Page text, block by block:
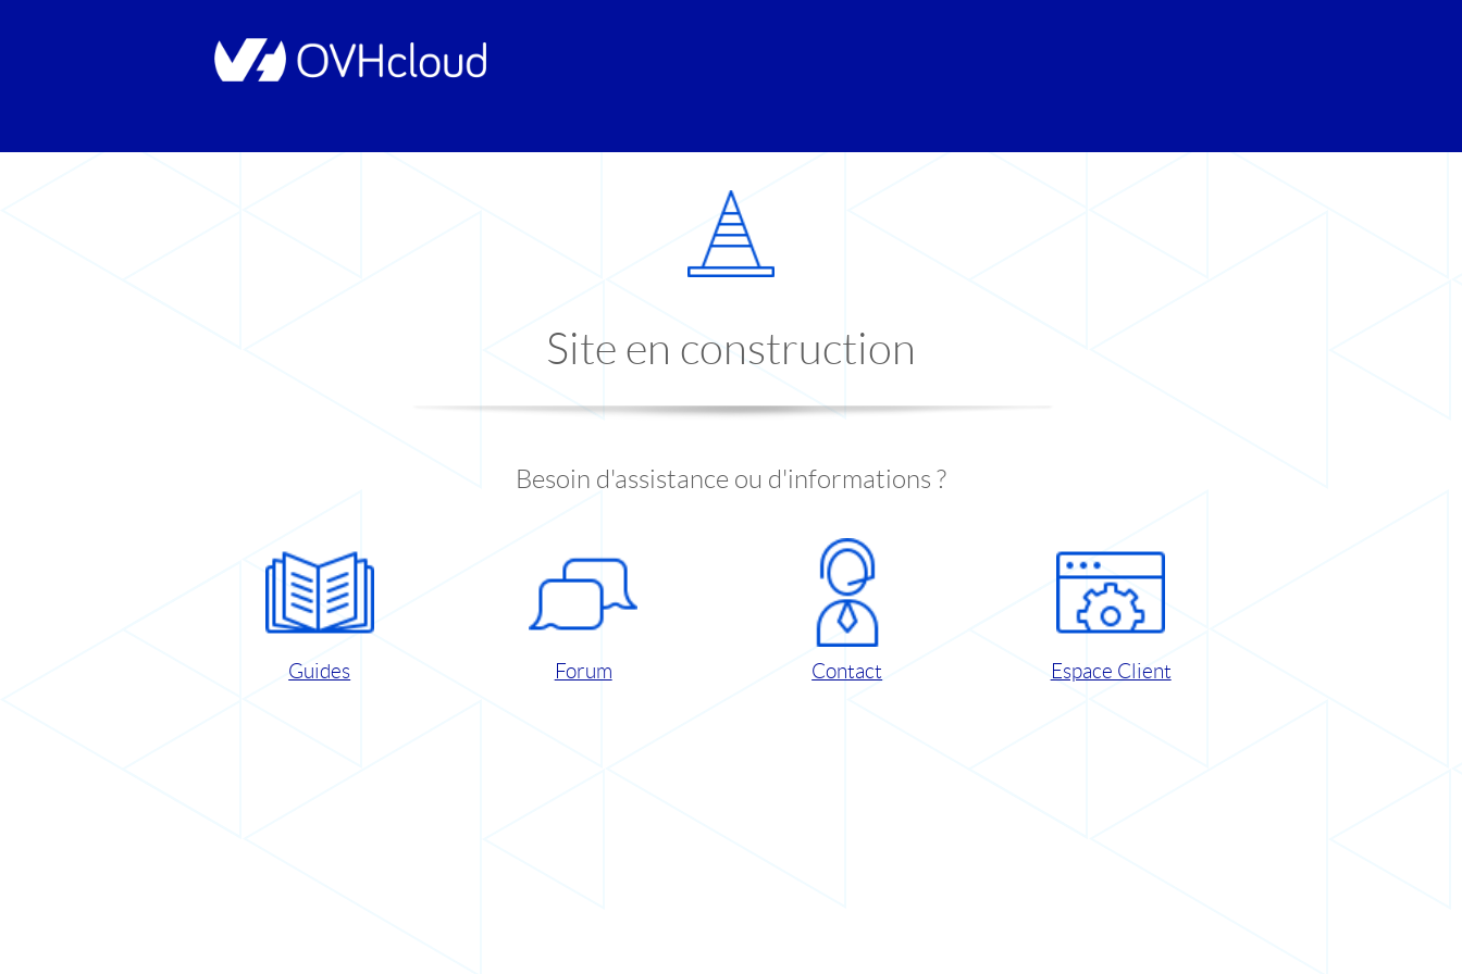
Site en construction
Besoin d'assistance ou d'informations ?
Guides Forum Contact Espace Client